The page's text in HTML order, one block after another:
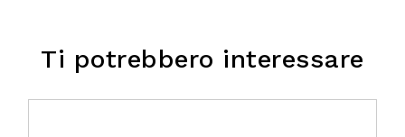
Ti potrebbero interessare